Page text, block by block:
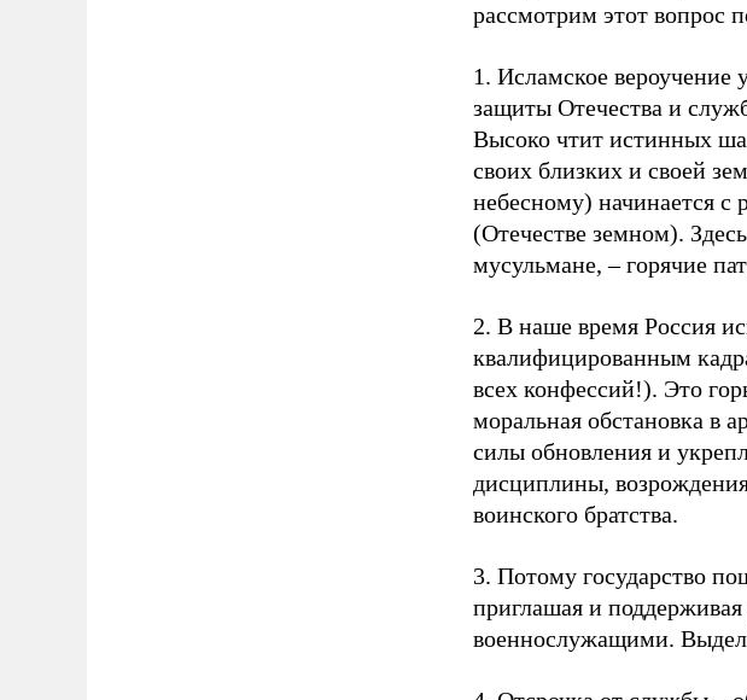
рассмотрим этот вопрос
1. Исламское вероучение
защиты Отечества и
Высоко чтит истинных
своих близких и своей
небесному) начинается с
(Отечестве земном).
мусульмане, – горячие
2. В наше время Россия
квалифицированным
всех конфессий!). Это
моральная обстановка в
силы обновления и
дисциплины,
воинского братства.
3. Потому государство
приглашая и
военнослужащими.